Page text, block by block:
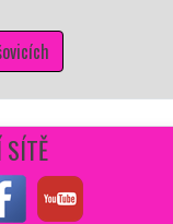
SÍTĚ